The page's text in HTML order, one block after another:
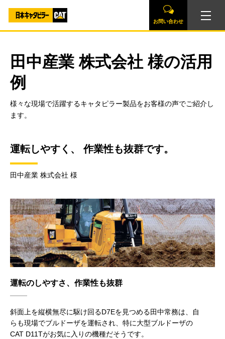
お問い合わせ
田中産業 株式会社 様の活用
例
様々な現場で活躍するキャタピラー製品をお客様の声でご紹介し
ます。
運転しやすく、 作業性も抜群です。
田中産業 株式会社 様
運転のしやすさ、作業性も抜群
斜面上を縦横無尽に駆け回るD7Eを見つめる田中常務は、自
らも現場でブルドーザを運転され、特に大型ブルドーザの
CAT D11Tがお気に入りの機種だそうです。